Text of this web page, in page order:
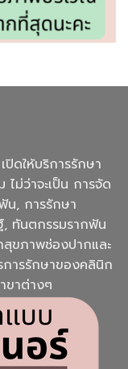
ให้บริการรักษา
ม่ว่าจะเป็น การจัด
, การรักษา
ทันตกรรมรากฟัน
ขภาพช่องปากและ
การรักษาของคลินิก
ขาต่างๆ